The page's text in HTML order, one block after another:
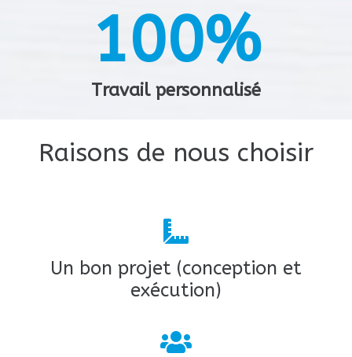
8
9
5
6
7
9
5
6
8
4
5
6
7
8
4
5
6
7
8
3
4
5
6
7
7
8
9
2
3
4
5
6
2
3
4
5
1
2
3
5
0
1
2
3
4
0
1
2
3
4
%
Travail personnalisé
Raisons de nous choisir
Un bon projet (conception et
exécution)